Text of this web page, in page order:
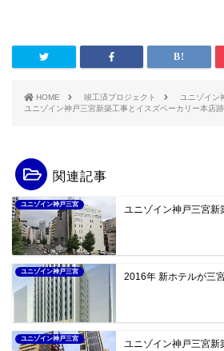
HOME 竣工済プロジェクト
ユニゾイン
ユニゾイン神戸三宮新築工事とイスズベーカリー本店
関連記事
ユニゾイン神戸三宮 ユニゾイン神戸三宮新
ユニゾイン神戸三宮 2016年 新ホテルが三
ユニゾイン神戸三宮 ユニゾイン神戸三宮新